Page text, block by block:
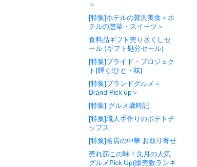
＞
[特集]ホテルの贅沢美食＜ホ
テルの惣菜・スイーツ＞
食料品ギフト売り尽くしセ
ール (ギフト処分セール)
[特集]プライド・プロジェク
ト[輝く!ひと・味]
[特集]ブランドグルメ＜
Brand Pick up＞
[特集] グルメ歳時記
[特集]職人手作りのポテトチ
ップス
[特集]名店の中華 お取り寄せ
売れ筋この味！先月の人気
グルメPick Up(販売数ランキ